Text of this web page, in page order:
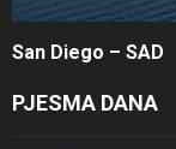
San Diego – SAD
PJESMA DANA